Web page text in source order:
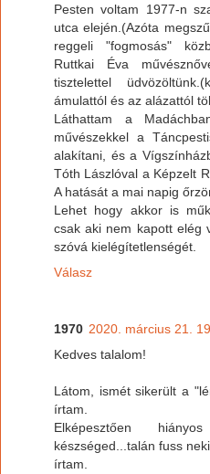
Pesten voltam 1977-n
utca elején.(Azóta
reggeli "fogmosás"
Ruttkai Éva
tisztelettel
ámulattól és az alázattól
Láthattam a
művészekkel a
alakítani, és a
Tóth Lászlóval a Képzelt
A hatását a mai napig
Lehet hogy akkor is
csak aki nem kapott elég
szóvá kielégítetlenségét.
Válasz
1970 2020. március 21.
Kedves talalom!
Látom, ismét sikerült a
írtam.
Elképesztően
készséged...talán fuss
írtam.